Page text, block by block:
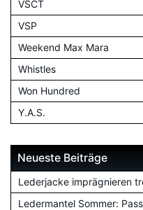
VSCT
VSP
Weekend Max Mara
Whistles
Won Hundred
Y.A.S.
Neueste Beiträge
Lederjacke imprägnieren
Ledermantel Sommer: